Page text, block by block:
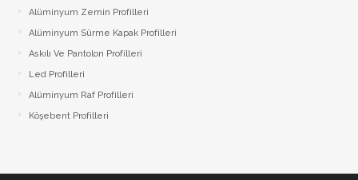
Alüminyum Zemin Profilleri
Alüminyum Sürme Kapak Profilleri
Askılı Ve Pantolon Profilleri
Led Profilleri
Alüminyum Raf Profilleri
Köşebent Profilleri